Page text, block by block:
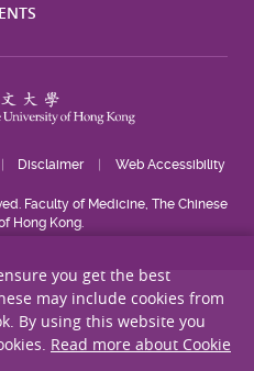
Disclaimer Web Accessibility
Faculty of Medicine, The Chinese
Hong Kong.
you get the best
may include cookies from
By using this website you
Read more about Cookie